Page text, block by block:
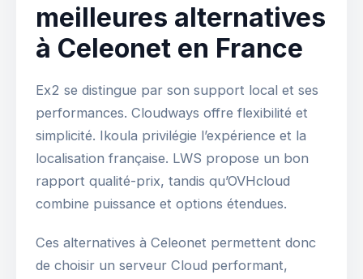
meilleures alternatives
à Celeonet en France
Ex2 se distingue par son support local et ses
performances. Cloudways offre flexibilité et
simplicité. Ikoula privilégie l’expérience et la
localisation française. LWS propose un bon
rapport qualité-prix, tandis qu’OVHcloud
combine puissance et options étendues.
Ces alternatives à Celeonet permettent donc
de choisir un serveur Cloud performant,